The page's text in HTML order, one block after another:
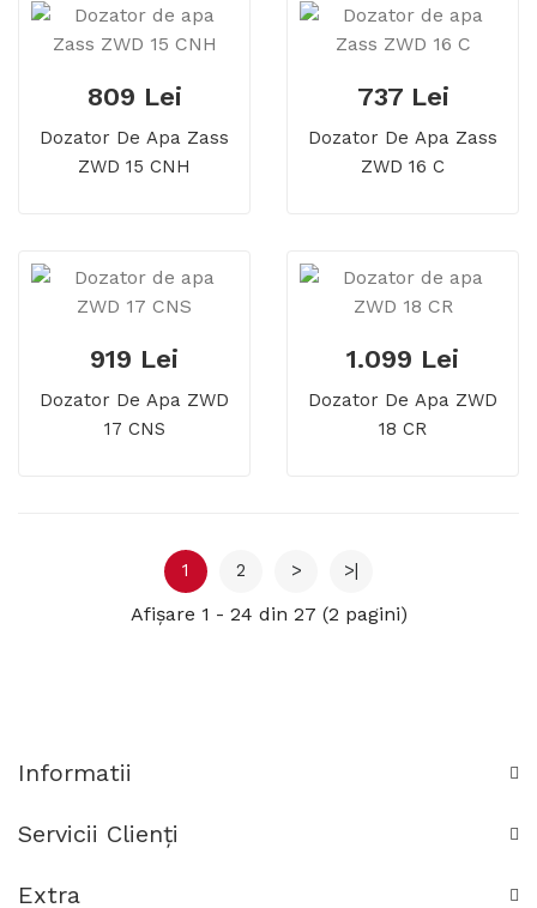
809 Lei
Dozator De Apa Zass
ZWD 15 CNH
737 Lei
Dozator De Apa Zass
ZWD 16 C
919 Lei
Dozator De Apa ZWD
17 CNS
1.099 Lei
Dozator De Apa ZWD
18 CR
1 2 > >|
Afişare 1 - 24 din 27 (2 pagini)
Informatii
Servicii Clienţi
Extra